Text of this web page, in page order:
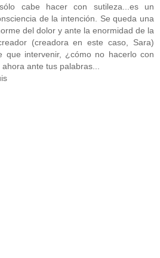
cabe hacer con sutileza...es un
de la intención. Se queda una
del dolor y ante la enormidad de la
(creadora en este caso, Sara)
que intervenir, ¿cómo no hacerlo con
ante tus palabras...